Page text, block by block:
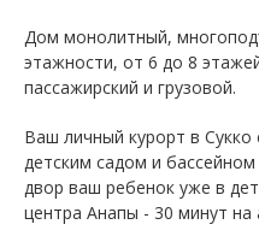
Дом монолитный,
этажности, от 6 до 8
пассажирский и грузовой.
Ваш личный курорт в
детским садом и
двор ваш ребенок уже в
центра Анапы - 30 минут на